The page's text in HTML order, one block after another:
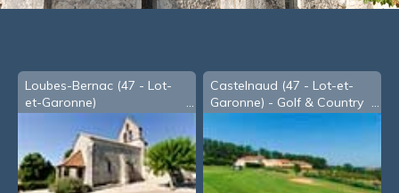
Loubes-Bernac (47 - Lot-
et-Garonne)
Castelnaud (47 - Lot-et-
Garonne) - Golf & Country